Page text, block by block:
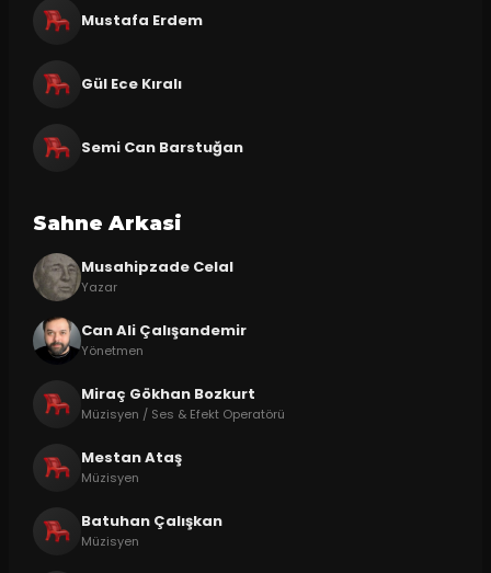
Mustafa Erdem
Gül Ece Kıralı
Semi Can Barstuğan
Sahne Arkasi
Musahipzade Celal
Yazar
Can Ali Çalışandemir
Yönetmen
Miraç Gökhan Bozkurt
Müzisyen / Ses & Efekt Operatörü
Mestan Ataş
Müzisyen
Batuhan Çalışkan
Müzisyen